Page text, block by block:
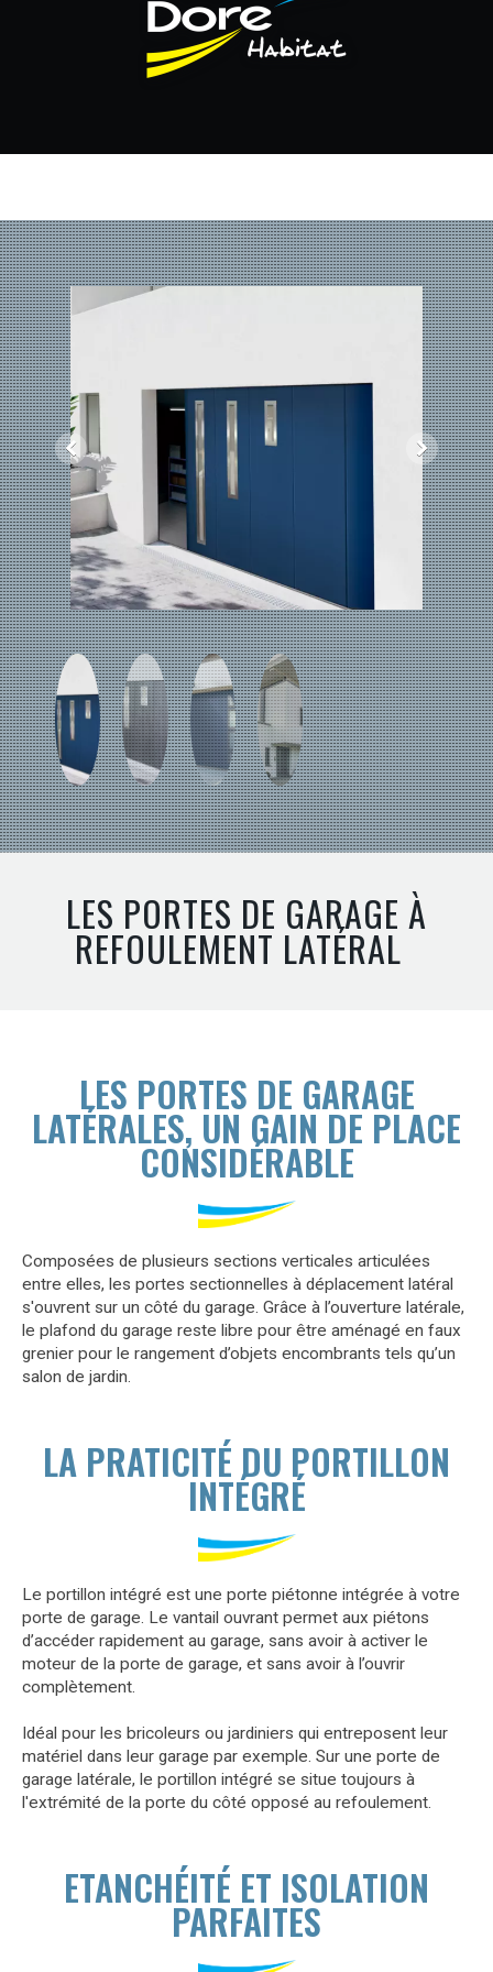
LES PORTES DE GARAGE À
REFOULEMENT LATÉRAL
LES PORTES DE GARAGE
LATÉRALES, UN GAIN DE PLACE
CONSIDÉRABLE
Composées de plusieurs sections verticales articulées
entre elles, les portes sectionnelles à déplacement latéral
s'ouvrent sur un côté du garage. Grâce à l’ouverture latérale,
le plafond du garage reste libre pour être aménagé en faux
grenier pour le rangement d’objets encombrants tels qu’un
salon de jardin.
LA PRATICITÉ DU PORTILLON
INTÉGRÉ
Le portillon intégré est une porte piétonne intégrée à votre
porte de garage. Le vantail ouvrant permet aux piétons
d’accéder rapidement au garage, sans avoir à activer le
moteur de la porte de garage, et sans avoir à l’ouvrir
complètement.
Idéal pour les bricoleurs ou jardiniers qui entreposent leur
matériel dans leur garage par exemple. Sur une porte de
garage latérale, le portillon intégré se situe toujours à
l'extrémité de la porte du côté opposé au refoulement.
ETANCHÉITÉ ET ISOLATION
PARFAITES